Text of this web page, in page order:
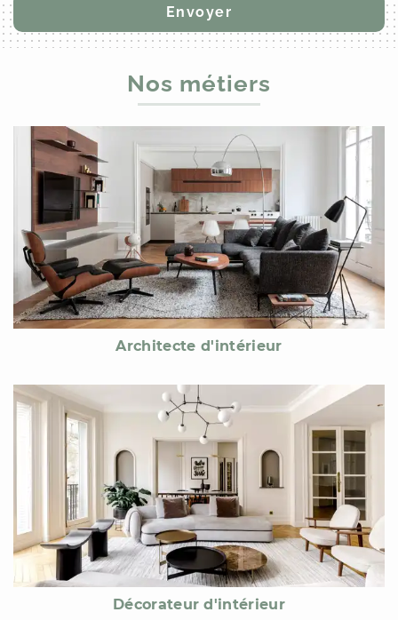
Nos métiers
Architecte d'intérieur
Décorateur d'intérieur